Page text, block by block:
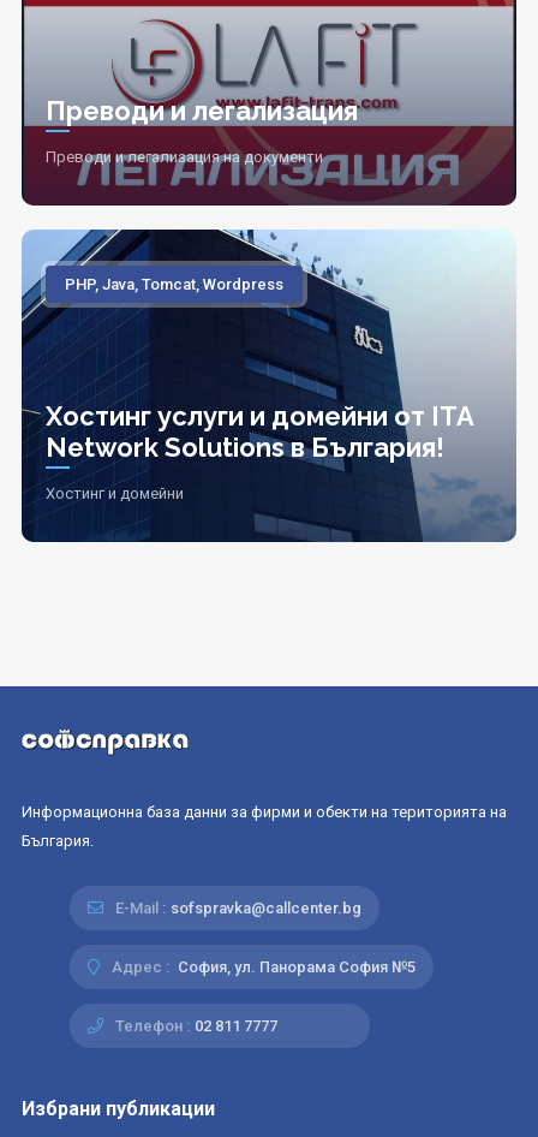
Преводи и легализация
Преводи и легализация на документи
PHP, Java, Tomcat, Wordpress
Хостинг услуги и домейни от ITA
Network Solutions в България!
Хостинг и домейни
Информационна база данни за фирми и обекти на територията на
България.
E-Mail : sofspravka@callcenter.bg
Адрес : София, ул. Панорама София №5
Телефон : 02 811 7777
Избрани публикации